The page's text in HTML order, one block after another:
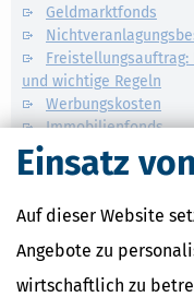
Einsatz
Auf dieser Website
Angebote zu
wirtschaftlich zu
Geldmarktfonds
und wichtige Regeln
Werbungskosten
Immobilienfonds
Aktienfonds
Investmentfonds